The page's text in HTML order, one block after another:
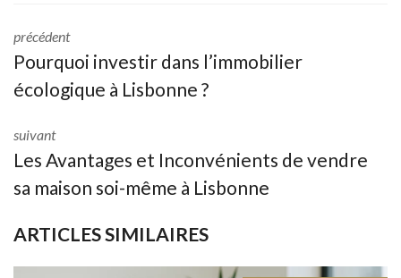
précédent
Pourquoi investir dans l’immobilier
écologique à Lisbonne ?
suivant
Les Avantages et Inconvénients de vendre
sa maison soi-même à Lisbonne
ARTICLES SIMILAIRES